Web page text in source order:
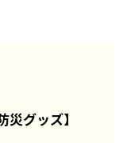
災グッズ】